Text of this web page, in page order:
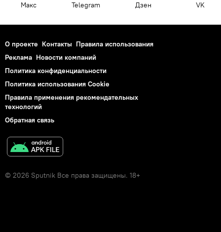
Макс Telegram Дзен VK
О проекте Контакты Правила использования
Реклама Новости компаний
Политика конфиденциальности
Политика использования Cookie
Правила применения рекомендательных
технологий
Обратная связь
© 2026 Sputnik Все права защищены. 18+